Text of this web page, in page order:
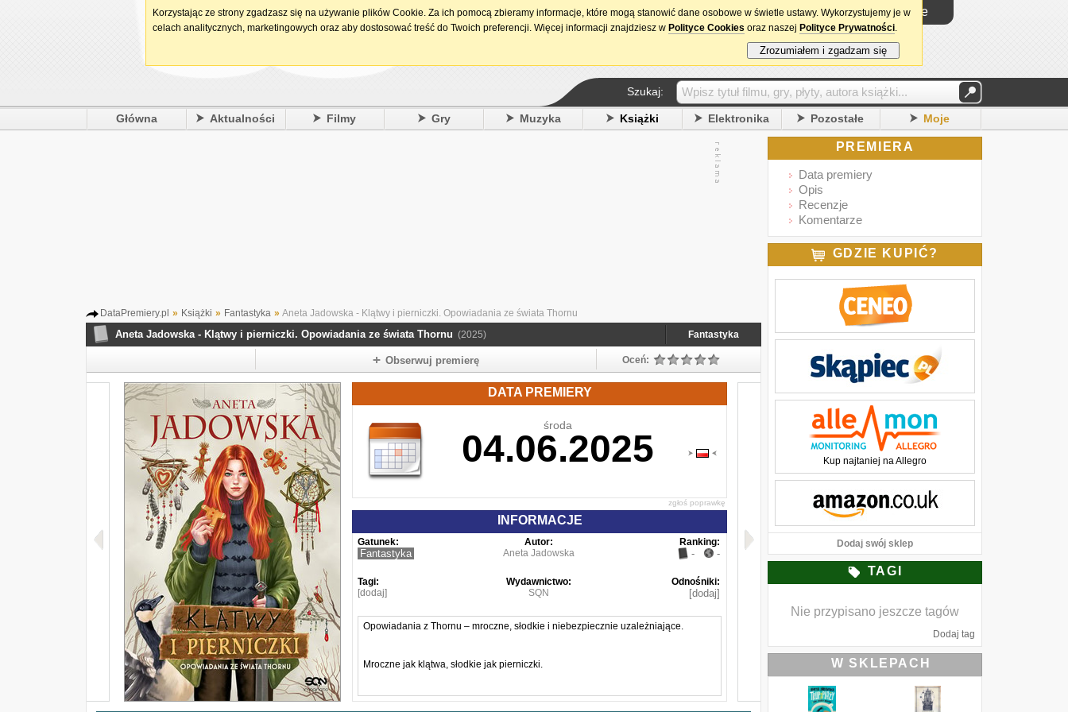
15. urodziny DataPremiery.pl Logowanie
Szukaj:
Główna Aktualności Filmy Gry Muzyka Książki Elektronika Pozostałe Moje
DataPremiery.pl » Książki » Fantastyka » Aneta Jadowska - Klątwy i pierniczki. Opowiadania ze świata Thornu
Aneta Jadowska - Klątwy i pierniczki. Opowiadania ze świata Thornu (2025) Fantastyka
Obserwuj premierę Oceń:
DATA PREMIERY
środa
04.06.2025
zgłoś poprawkę
INFORMACJE
Gatunek:
Fantastyka
Autor:
Aneta Jadowska
Ranking:
- -
Tagi:
[dodaj]
Wydawnictwo:
SQN
Odnośniki:
[dodaj]
Opowiadania z Thornu – mroczne, słodkie i niebezpiecznie uzależniające.
Mroczne jak klątwa, słodkie jak pierniczki.
Całkiem nowy zbiór opowiadań ze świata Thornu i triumfalny powrót ulubionych
PREMIERA
Data premiery
Opis
Recenzje
Komentarze
GDZIE KUPIĆ?
Kup najtaniej na Allegro
Dodaj swój sklep
TAGI
Nie przypisano jeszcze tagów
Dodaj tag
W SKLEPACH
Korzystając ze strony zgadzasz się na używanie plików Cookie. Za ich pomocą zbieramy informacje, które mogą stanowić dane osobowe w świetle ustawy. Wykorzystujemy je w
celach analitycznych, marketingowych oraz aby dostosować treść do Twoich preferencji. Więcej informacji znajdziesz w Polityce Cookies oraz naszej Polityce Prywatności.
Zrozumiałem i zgadzam się